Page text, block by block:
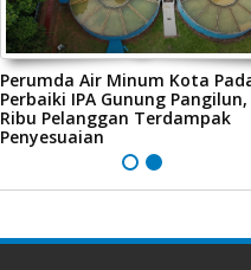
Perumda Air Minum Kota
Perbaiki IPA Gunung Pangilun,
Ribu Pelanggan Terdampak
Penyesuaian